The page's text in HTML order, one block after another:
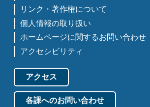
リンク・著作権について
個人情報の取り扱い
ホームページに関するお問い合わせ
アクセシビリティ
アクセス
各課へのお問い合わせ